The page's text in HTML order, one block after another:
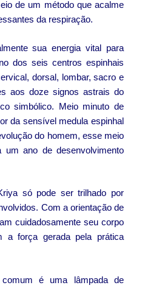
de um método que acalme
da respiração.
sua energia vital para
dos seis centros espinhais
dorsal, lombar, sacro e
aos doze signos astrais do
simbólico. Meio minuto de
da sensível medula espinhal
do homem, esse meio
ano de desenvolvimento
só pode ser trilhado por
Com a orientação de
cuidadosamente seu corpo
a força gerada pela prática
é uma lâmpada de